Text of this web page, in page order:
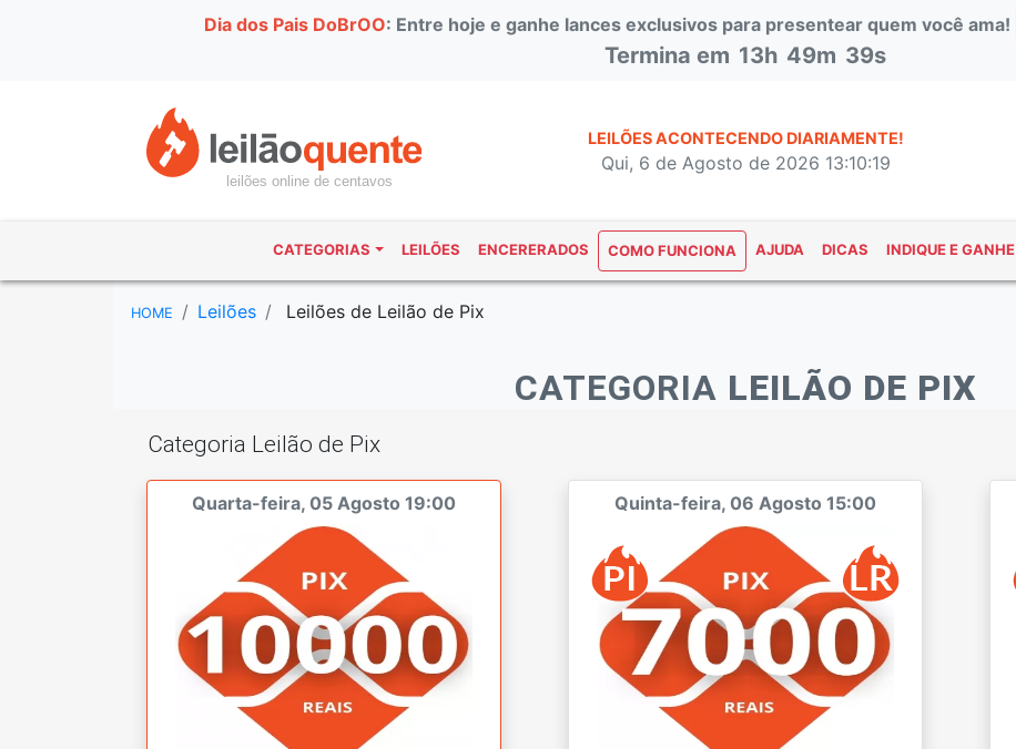
Dia dos Pais DoBrOO: Entre hoje e ganhe lances exclusivos para presentear quem você ama!
Termina em 13h 49m 39s
leilões online de centavos
LEILÕES ACONTECENDO DIARIAMENTE!
Qui, 6 de Agosto de 2026 13:10:19
CATEGORIAS LEILÕES ENCERERADOS COMO FUNCIONA AJUDA DICAS INDIQUE E GANHE
HOME Leilões Leilões de Leilão de Pix
CATEGORIA LEILÃO DE PIX
Categoria Leilão de Pix
Quarta-feira, 05 Agosto 19:00 Quinta-feira, 06 Agosto 15:00